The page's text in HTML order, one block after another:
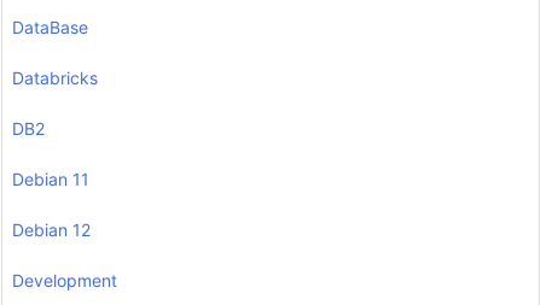
DataBase
Databricks
DB2
Debian 11
Debian 12
Development